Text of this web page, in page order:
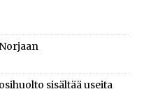
sisältää useita